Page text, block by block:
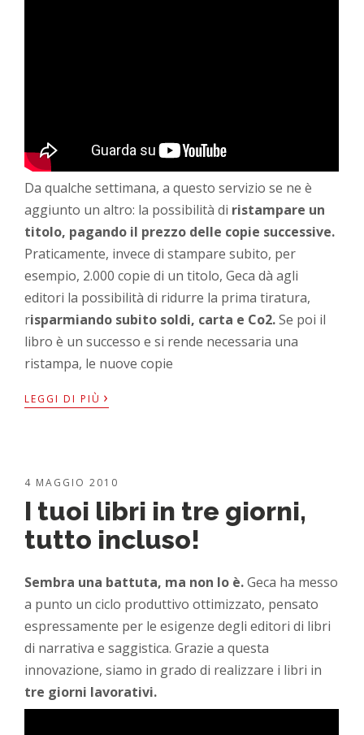
Da qualche settimana, a questo servizio se ne è
aggiunto un altro: la possibilità di ristampare un
titolo, pagando il prezzo delle copie successive.
Praticamente, invece di stampare subito, per
esempio, 2.000 copie di un titolo, Geca dà agli
editori la possibilità di ridurre la prima tiratura,
risparmiando subito soldi, carta e Co2.Se poi il
libro è un successo e si rende necessaria una
ristampa, le nuove copie
LEGGI DI PIÙ ›
4 MAGGIO 2010
I tuoi libri in tre giorni,
tutto incluso!
Sembra una battuta, ma non lo è.Geca ha messo
a punto un ciclo produttivo ottimizzato, pensato
espressamente per le esigenze degli editori di libri
di narrativa e saggistica. Grazie a questa
innovazione, siamo in grado di realizzare i libri in
tre giorni lavorativi.